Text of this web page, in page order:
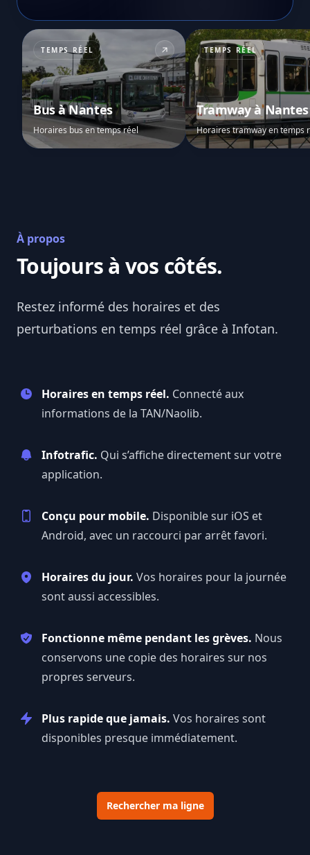
TEMPS RÉEL
Bus à Nantes
Horaires bus en temps réel
TEMPS RÉEL
Tramway à Nantes
Horaires tramway en temps
À propos
Toujours à vos côtés.
Restez informé des horaires et des
perturbations en temps réel grâce à Infotan.
Horaires en temps réel. Connecté aux
informations de la TAN/Naolib.
Infotrafic. Qui s’affiche directement sur votre
application.
Conçu pour mobile. Disponible sur iOS et
Android, avec un raccourci par arrêt favori.
Horaires du jour. Vos horaires pour la journée
sont aussi accessibles.
Fonctionne même pendant les grèves. Nous
conservons une copie des horaires sur nos
propres serveurs.
Plus rapide que jamais. Vos horaires sont
disponibles presque immédiatement.
Rechercher ma ligne